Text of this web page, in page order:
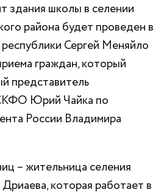
здания школы в селении
района будет проведен в
Сергей Меняйло
граждан, который
представитель
Юрий Чайка по
России Владимира
– жительница селения
которая работает в